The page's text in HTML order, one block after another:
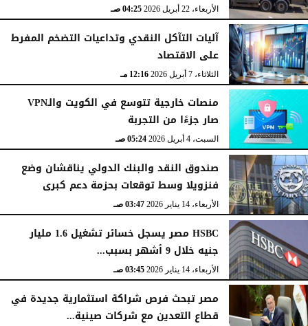
الأربعاء، 22 أبريل 2026 04:25 صـ
آليات التآكل النقدي وتداعيات التضخم المفرط
على الاقتصاد
الثلاثاء، 7 أبريل 2026 12:16 مـ
منصات خارجية تتوسع في الكويت والـVPN
صار جزءًا من التجربة
السبت، 4 أبريل 2026 05:24 صـ
صندوق النقد والبنك الدولي يناقشان وضع
فنزويلا وسط توقعات بحزمة دعم كبرى
الأربعاء، 14 يناير 2026 03:47 صـ
HSBC مصر يسجل خسائر تشغيل 1.6 مليار
جنيه خلال 9 أشهر بسبب...
الأربعاء، 14 يناير 2026 03:45 صـ
مصر تبحث فرص شراكة استثمارية جديدة في
قطاع التعدين مع شركات صينية...